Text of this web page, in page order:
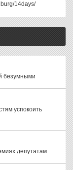
14days/
безумными
успокоить
депутатам